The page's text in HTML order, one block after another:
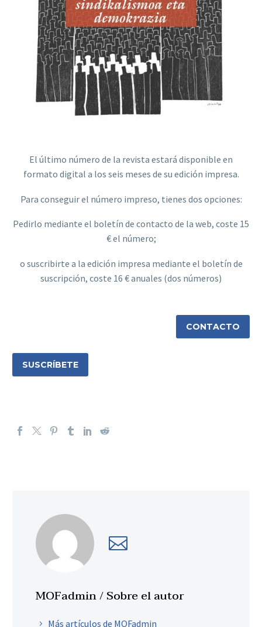
El último número de la revista estará disponible en
formato digital a los seis meses de su edición impresa.
Para conseguir el número impreso, tienes dos opciones:
Pedirlo mediante el boletín de contacto de la web, coste 15
€ el número;
o suscribirte a la edición impresa mediante el boletín de
suscripción, coste 16 € anuales (dos números)
CONTACTO
SUSCRÍBETE
MOFadmin/ Sobre el autor
Más artículos de MOFadmin